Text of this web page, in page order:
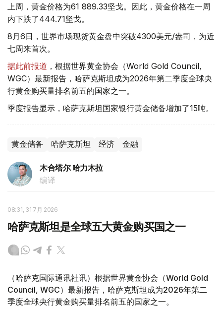
上周，黄金价格为61 889.33坚戈。因此，黄金价格在一周
内下跌了444.71坚戈。
8月6日，世界市场现货黄金盘中突破4300美元/盎司，为近
七周来首次。
据此前报道 ，根据世界黄金协会（World Gold Council,
WGC）最新报告，哈萨克斯坦成为2026年第二季度全球央
行黄金购买量排名前五的国家之一。
季度报告显示，哈萨克斯坦国家银行黄金储备增加了15吨。
黄金储备 哈萨克斯坦 经济 金融
木合塔尔 哈力木拉
编译
08:31, 31 7月 2026
哈萨克斯坦是全球五大黄金购买国之一
（哈萨克国际通讯社讯）根据世界黄金协会（World Gold
Council, WGC）最新报告，哈萨克斯坦成为2026年第二
季度全球央行黄金购买量排名前五的国家之一。